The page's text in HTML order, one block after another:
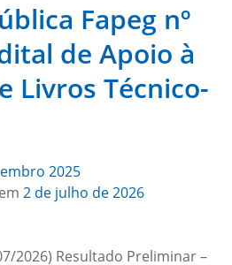
Fapeg nº
de Apoio à
Livros Técnico-
2025
2 de julho de 2026
2026) Resultado Preliminar –